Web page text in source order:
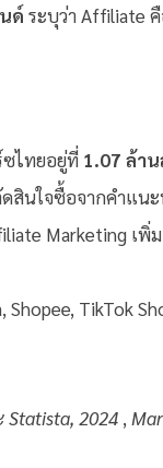
ด์ ระบุว่า Affiliate
ซไทยอยู่ที่ 1.07 ล้า
สินใจซื้อจากคำแน
Marketing เพิ่
TikTok
Statista, 2024 ,